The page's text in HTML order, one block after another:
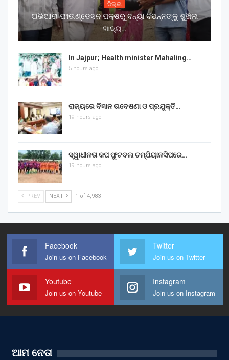
ଜିଲ୍ଲା
ଅଭିଆରା ଫାଉଣ୍ଡେସନ ପକ୍ଷରୁ ବନ୍ୟା ବିପନ୍ନଙ୍କୁ ଶୁଖିଲା
ଖାଦ୍ୟ…
In Jajpur; Health minister Mahaling…
5 hours ago
ରାଜ୍ୟରେ ବିଜ୍ଞାନ ଗବେଷଣା ଓ ପ୍ରଯୁକ୍ତି…
19 hours ago
ସ୍ୱାଧୀନତା କପ ଫୁଟବଲ ଚମ୍ପିୟାନସିପରେ…
19 hours ago
PREV NEXT 1 of 4,983
Facebook
Join us on Facebook
Twitter
Join us on Twitter
Youtube
Join us on Youtube
Instagram
Join us on Instagram
ଆମ ନେତା